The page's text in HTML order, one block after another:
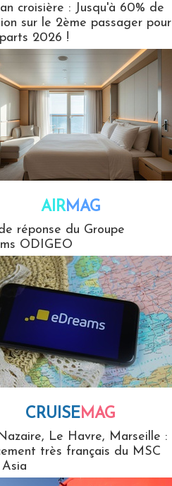
croisière : Jusqu'à 60% de
sur le 2ème passager pour
2026 !
AIRMAG
réponse du Groupe
ODIGEO
CRUISEMAG
Le Havre, Marseille :
très français du MSC